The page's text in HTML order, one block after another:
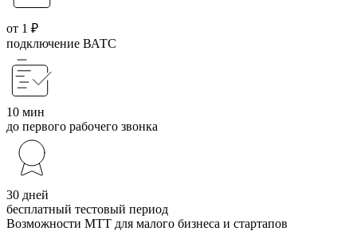
от 1 ₽
подключение ВАТС
10 мин
до первого рабочего звонка
30 дней
бесплатный тестовый период
Возможности МТТ для малого бизнеса и стартапов